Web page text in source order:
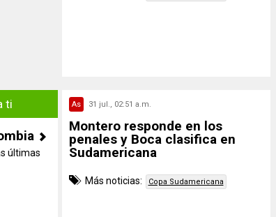
ti
últimas
As 31 jul., 02:51 a.m.
Montero responde en los
penales y Boca clasifica en
Sudamericana
Más noticias: Copa Sudamericana